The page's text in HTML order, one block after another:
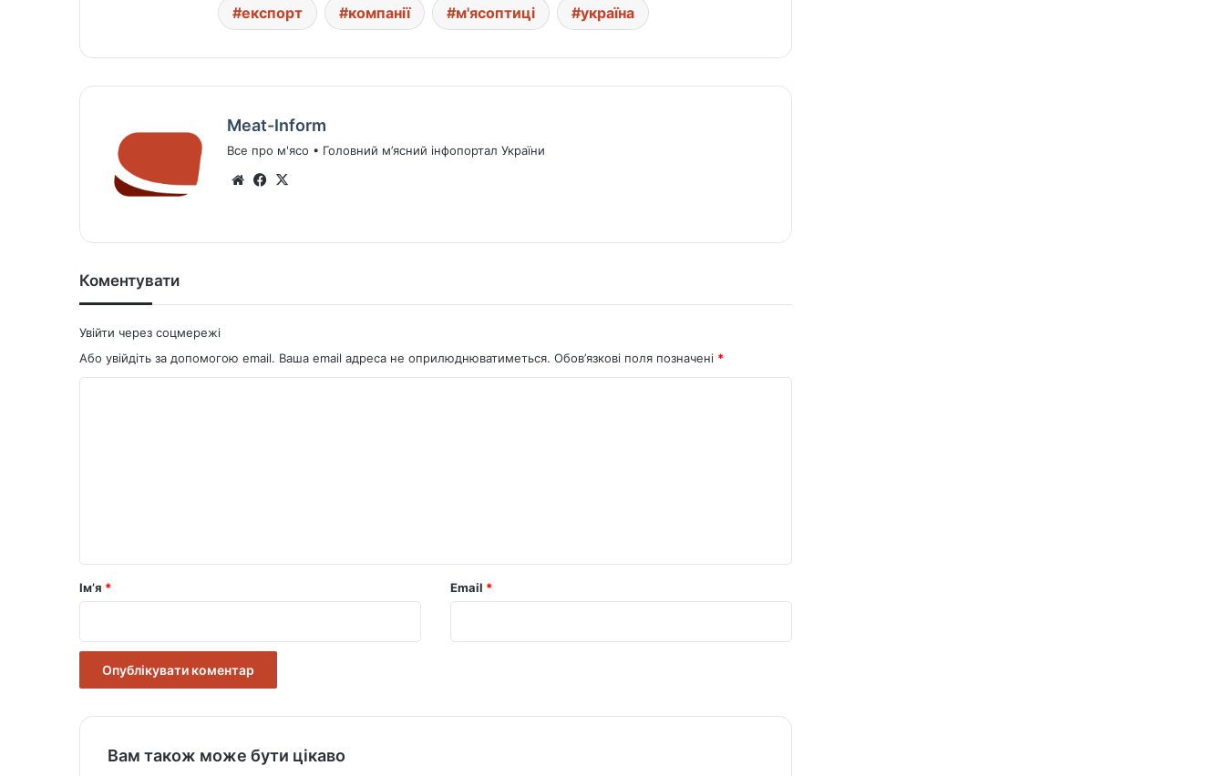
експорт компанії м'ясоптиці україна
Meat-Inform
Все про м'ясо • Головний м’ясний інфопортал України
We Fa
ok
Коментувати
Увійти через соцмережі
Або увійдіть за допомогою email. Ваша email адреса не оприлюднюватиметься. Обов’язкові поля позначені *
рІм’я * Email *
Вам також може бути цікаво